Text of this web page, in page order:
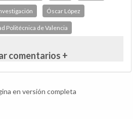
Óscar López
Politécnica de Valencia
comentarios +
en versión completa